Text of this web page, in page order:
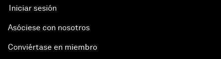
Iniciar sesión
Asóciese con nosotros
Conviértase en miembro